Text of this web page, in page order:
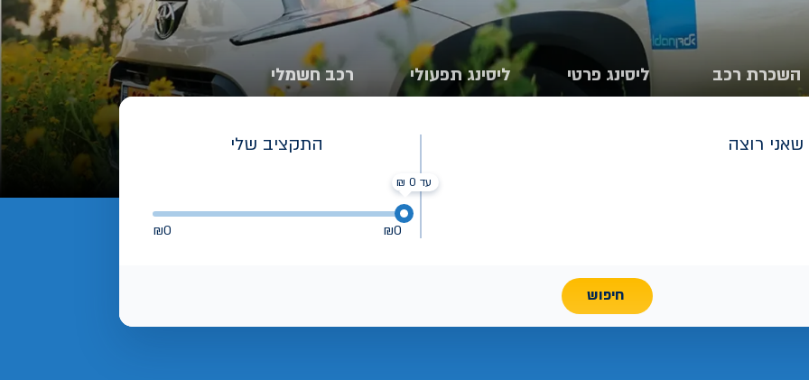
השכרת רכב ליסינג פרטי ליסינג תפעולי רכב חשמלי
רוצה התקציב שלי
₪0
₪0
חיפוש
עד 0 ₪